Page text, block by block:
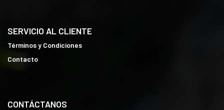
SERVICIO AL CLIENTE
Términos y Condiciones
Contacto
CONTÁCTANOS